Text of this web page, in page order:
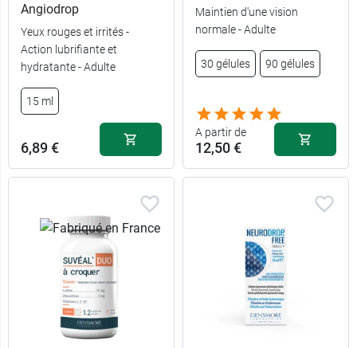
Angiodrop
Yeux rouges et irrités -
Action lubrifiante et
hydratante - Adulte
15 ml
6,89 €
Maintien d'une vision
normale - Adulte
30 gélules 90 gélules
A partir de
12,50 €